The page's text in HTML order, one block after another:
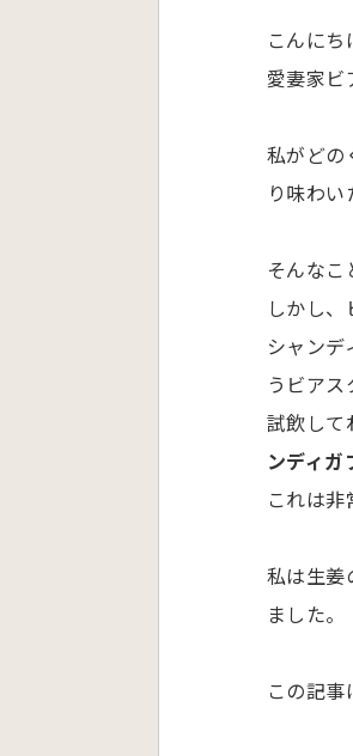
こんにち
愛妻家ビ
私がどの
り味わい
そんなこ
しかし、
シャンデ
うビアス
試飲して
ンディガ
これは非
私は生姜
ました。
この記事